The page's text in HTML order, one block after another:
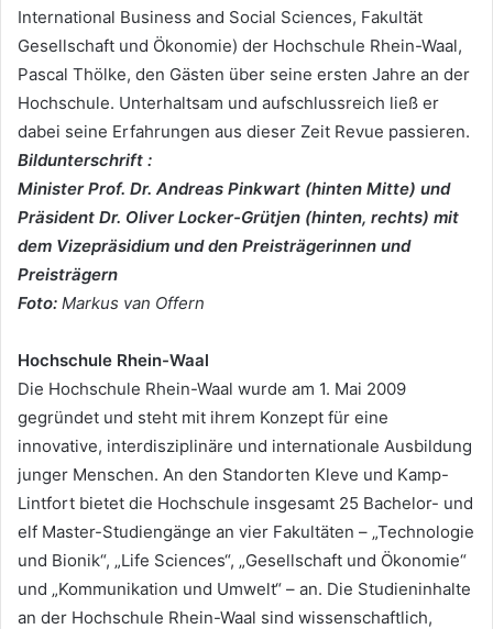
International Business and Social Sciences, Fakultät
Gesellschaft und Ökonomie) der Hochschule Rhein-Waal,
Pascal Thölke, den Gästen über seine ersten Jahre an der
Hochschule. Unterhaltsam und aufschlussreich ließ er
dabei seine Erfahrungen aus dieser Zeit Revue passieren.
Bildunterschrift :
Minister Prof. Dr. Andreas Pinkwart (hinten Mitte) und
Präsident Dr. Oliver Locker-Grütjen (hinten, rechts) mit
dem Vizepräsidium und den Preisträgerinnen und
Preisträgern
Foto: Markus van Offern
Hochschule Rhein-Waal
Die Hochschule Rhein-Waal wurde am 1. Mai 2009
gegründet und steht mit ihrem Konzept für eine
innovative, interdisziplinäre und internationale Ausbildung
junger Menschen. An den Standorten Kleve und Kamp-
Lintfort bietet die Hochschule insgesamt 25 Bachelor- und
elf Master-Studiengänge an vier Fakultäten – „Technologie
und Bionik“, „Life Sciences“, „Gesellschaft und Ökonomie“
und „Kommunikation und Umwelt“ – an. Die Studieninhalte
an der Hochschule Rhein-Waal sind wissenschaftlich,